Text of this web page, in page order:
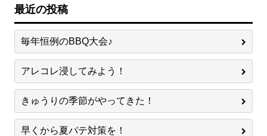
最近の投稿
毎年恒例のBBQ大会♪
アレコレ浸してみよう！
きゅうりの季節がやってきた！
早くから夏バテ対策を！